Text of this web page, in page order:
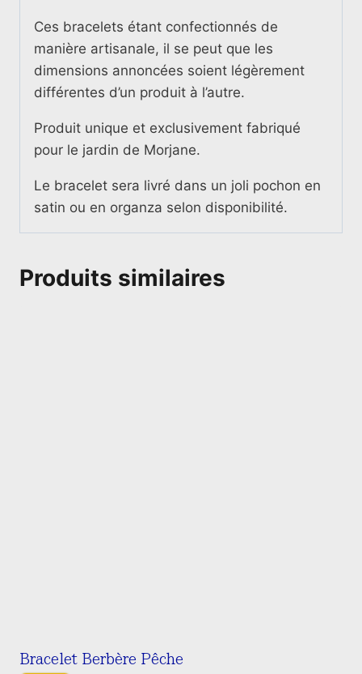
Ces bracelets étant confectionnés de
manière artisanale, il se peut que les
dimensions annoncées soient légèrement
différentes d’un produit à l’autre.
Produit unique et exclusivement fabriqué
pour le jardin de Morjane.
Le bracelet sera livré dans un joli pochon en
satin ou en organza selon disponibilité.
Produits similaires
Bracelet Berbère Pêche